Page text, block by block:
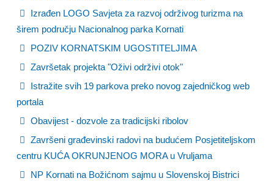
Izrađen LOGO Savjeta za razvoj održivog turizma na
širem području Nacionalnog parka Kornati
POZIV KORNATSKIM UGOSTITELJIMA
Završetak projekta "Oživi održivi otok"
Istražite svih 19 parkova preko novog zajedničkog web
portala
Obavijest - dozvole za tradicijski ribolov
Završeni građevinski radovi na budućem Posjetiteljskom
centru KUĆA OKRUNJENOG MORA u Vruljama
NP Kornati na Božićnom sajmu u Slovenskoj Bistrici